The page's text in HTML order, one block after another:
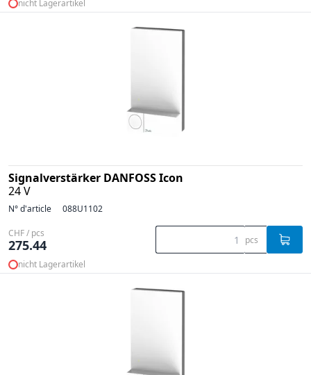
nicht Lagerartikel
Signalverstärker DANFOSS Icon
24 V
N° d'article 088U1102
CHF / pcs
275.44 pcs
nicht Lagerartikel